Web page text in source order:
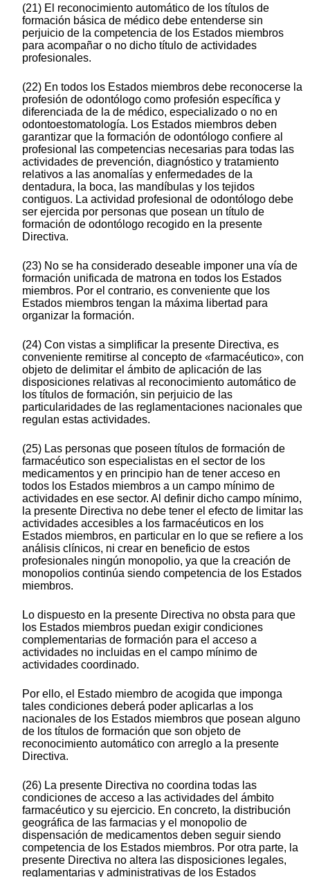
(21) El reconocimiento automático de los títulos de
formación básica de médico debe entenderse sin
perjuicio de la competencia de los Estados miembros
para acompañar o no dicho título de actividades
profesionales.
(22) En todos los Estados miembros debe reconocerse la
profesión de odontólogo como profesión específica y
diferenciada de la de médico, especializado o no en
odontoestomatología. Los Estados miembros deben
garantizar que la formación de odontólogo confiere al
profesional las competencias necesarias para todas las
actividades de prevención, diagnóstico y tratamiento
relativos a las anomalías y enfermedades de la
dentadura, la boca, las mandíbulas y los tejidos
contiguos. La actividad profesional de odontólogo debe
ser ejercida por personas que posean un título de
formación de odontólogo recogido en la presente
Directiva.
(23) No se ha considerado deseable imponer una vía de
formación unificada de matrona en todos los Estados
miembros. Por el contrario, es conveniente que los
Estados miembros tengan la máxima libertad para
organizar la formación.
(24) Con vistas a simplificar la presente Directiva, es
conveniente remitirse al concepto de «farmacéutico», con
objeto de delimitar el ámbito de aplicación de las
disposiciones relativas al reconocimiento automático de
los títulos de formación, sin perjuicio de las
particularidades de las reglamentaciones nacionales que
regulan estas actividades.
(25) Las personas que poseen títulos de formación de
farmacéutico son especialistas en el sector de los
medicamentos y en principio han de tener acceso en
todos los Estados miembros a un campo mínimo de
actividades en ese sector. Al definir dicho campo mínimo,
la presente Directiva no debe tener el efecto de limitar las
actividades accesibles a los farmacéuticos en los
Estados miembros, en particular en lo que se refiere a los
análisis clínicos, ni crear en beneficio de estos
profesionales ningún monopolio, ya que la creación de
monopolios continúa siendo competencia de los Estados
miembros.
Lo dispuesto en la presente Directiva no obsta para que
los Estados miembros puedan exigir condiciones
complementarias de formación para el acceso a
actividades no incluidas en el campo mínimo de
actividades coordinado.
Por ello, el Estado miembro de acogida que imponga
tales condiciones deberá poder aplicarlas a los
nacionales de los Estados miembros que posean alguno
de los títulos de formación que son objeto de
reconocimiento automático con arreglo a la presente
Directiva.
(26) La presente Directiva no coordina todas las
condiciones de acceso a las actividades del ámbito
farmacéutico y su ejercicio. En concreto, la distribución
geográfica de las farmacias y el monopolio de
dispensación de medicamentos deben seguir siendo
competencia de los Estados miembros. Por otra parte, la
presente Directiva no altera las disposiciones legales,
reglamentarias y administrativas de los Estados